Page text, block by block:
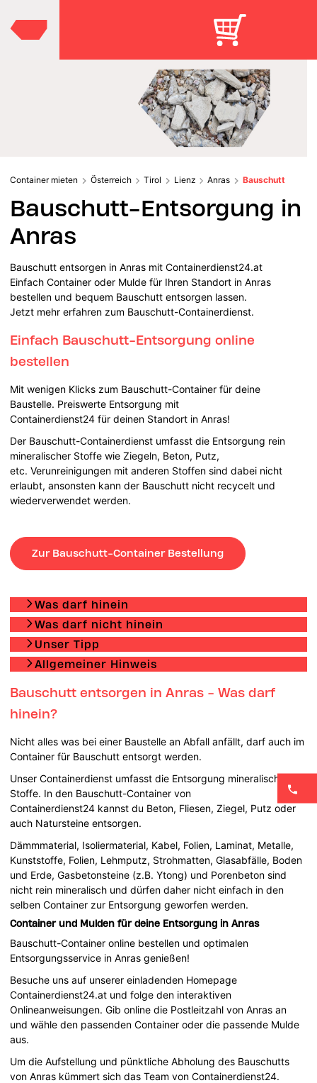
Container mieten Österreich Tirol Lienz Anras Bauschutt
Bauschutt-Entsorgung in
Anras
Bauschutt entsorgen in Anras mit Containerdienst24.at
Einfach Container oder Mulde für Ihren Standort in Anras
bestellen und bequem Bauschutt entsorgen lassen.
Jetzt mehr erfahren zum Bauschutt-Containerdienst.
Einfach Bauschutt-Entsorgung online
bestellen
Mit wenigen Klicks zum Bauschutt-Container für deine
Baustelle. Preiswerte Entsorgung mit
Containerdienst24 für deinen Standort in Anras!
Der Bauschutt-Containerdienst umfasst die Entsorgung rein
mineralischer Stoffe wie Ziegeln, Beton, Putz,
etc. Verunreinigungen mit anderen Stoffen sind dabei nicht
erlaubt, ansonsten kann der Bauschutt nicht recycelt und
wiederverwendet werden.
Zur Bauschutt-Container Bestellung
Was darf hinein
Was darf nicht hinein
Unser Tipp
Allgemeiner Hinweis
Bauschutt entsorgen in Anras - Was darf
hinein?
Nicht alles was bei einer Baustelle an Abfall anfällt, darf auch im
Container für Bauschutt entsorgt werden.
Unser Containerdienst umfasst die Entsorgung mineralischer
Stoffe. In den Bauschutt-Container von
Containerdienst24 kannst du Beton, Fliesen, Ziegel, Putz oder
auch Natursteine entsorgen.
Dämmmaterial, Isoliermaterial, Kabel, Folien, Laminat, Metalle,
Kunststoffe, Folien, Lehmputz, Strohmatten, Glasabfälle, Boden
und Erde, Gasbetonsteine (z.B. Ytong) und Porenbeton sind
nicht rein mineralisch und dürfen daher nicht einfach in den
selben Container zur Entsorgung geworfen werden.
Container und Mulden für deine Entsorgung in Anras
Bauschutt-Container online bestellen und optimalen
Entsorgungsservice in Anras genießen!
Besuche uns auf unserer einladenden Homepage
Containerdienst24.at und folge den interaktiven
Onlineanweisungen. Gib online die Postleitzahl von Anras an
und wähle den passenden Container oder die passende Mulde
aus.
Um die Aufstellung und pünktliche Abholung des Bauschutts
von Anras kümmert sich das Team von Containerdienst24.